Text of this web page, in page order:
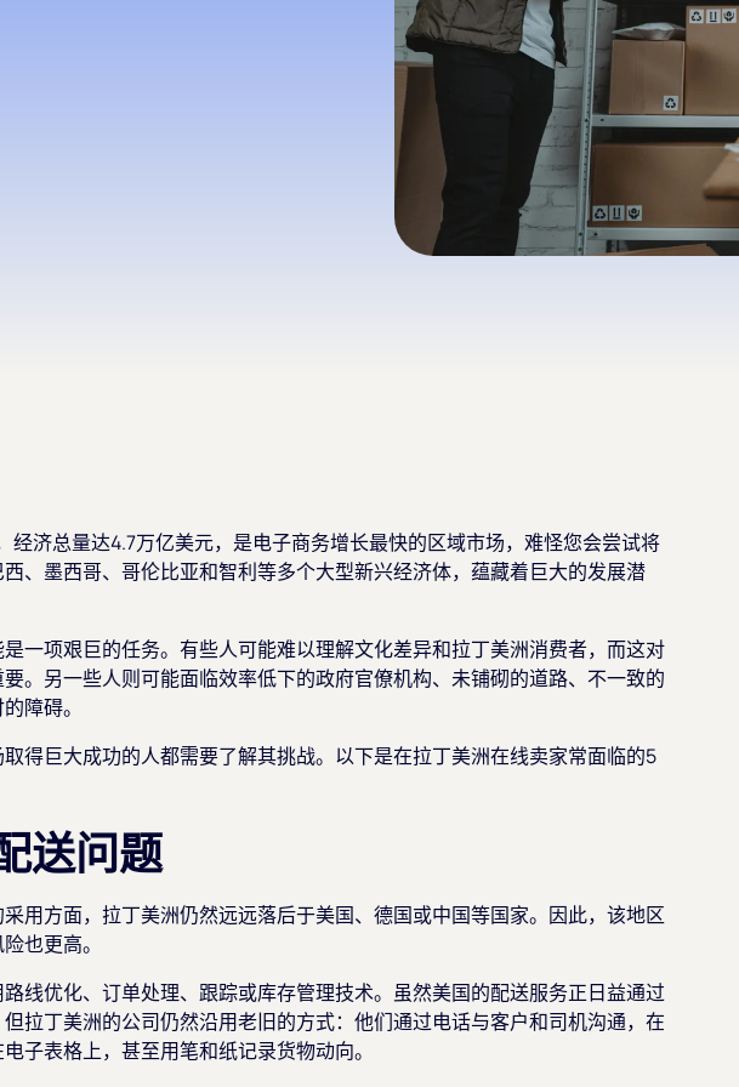
经济总量达4.7万亿美元，是电子商务增长最快的区域市场，难怪您会尝试将
、墨西哥、哥伦比亚和智利等多个大型新兴经济体，蕴藏着巨大的发展潜
一项艰巨的任务。有些人可能难以理解文化差异和拉丁美洲消费者，而这对
。另一些人则可能面临效率低下的政府官僚机构、未铺砌的道路、不一致的
障碍。
得巨大成功的人都需要了解其挑战。以下是在拉丁美洲在线卖家常面临的5
送问题
用方面，拉丁美洲仍然远远落后于美国、德国或中国等国家。因此，该地区
也更高。
线优化、订单处理、跟踪或库存管理技术。虽然美国的配送服务正日益通过
拉丁美洲的公司仍然沿用老旧的方式：他们通过电话与客户和司机沟通，在
子表格上，甚至用笔和纸记录货物动向。